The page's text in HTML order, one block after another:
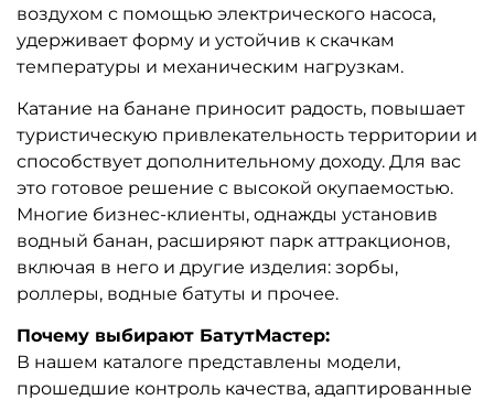
воздухом с помощью электрического насоса,
удерживает форму и устойчив к скачкам
температуры и механическим нагрузкам.
Катание на банане приносит радость, повышает
туристическую привлекательность территории и
способствует дополнительному доходу. Для вас
это готовое решение с высокой окупаемостью.
Многие бизнес-клиенты, однажды установив
водный банан, расширяют парк аттракционов,
включая в него и другие изделия: зорбы,
роллеры, водные батуты и прочее.
Почему выбирают БатутМастер:
В нашем каталоге представлены модели,
прошедшие контроль качества, адаптированные